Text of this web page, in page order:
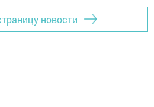
новости